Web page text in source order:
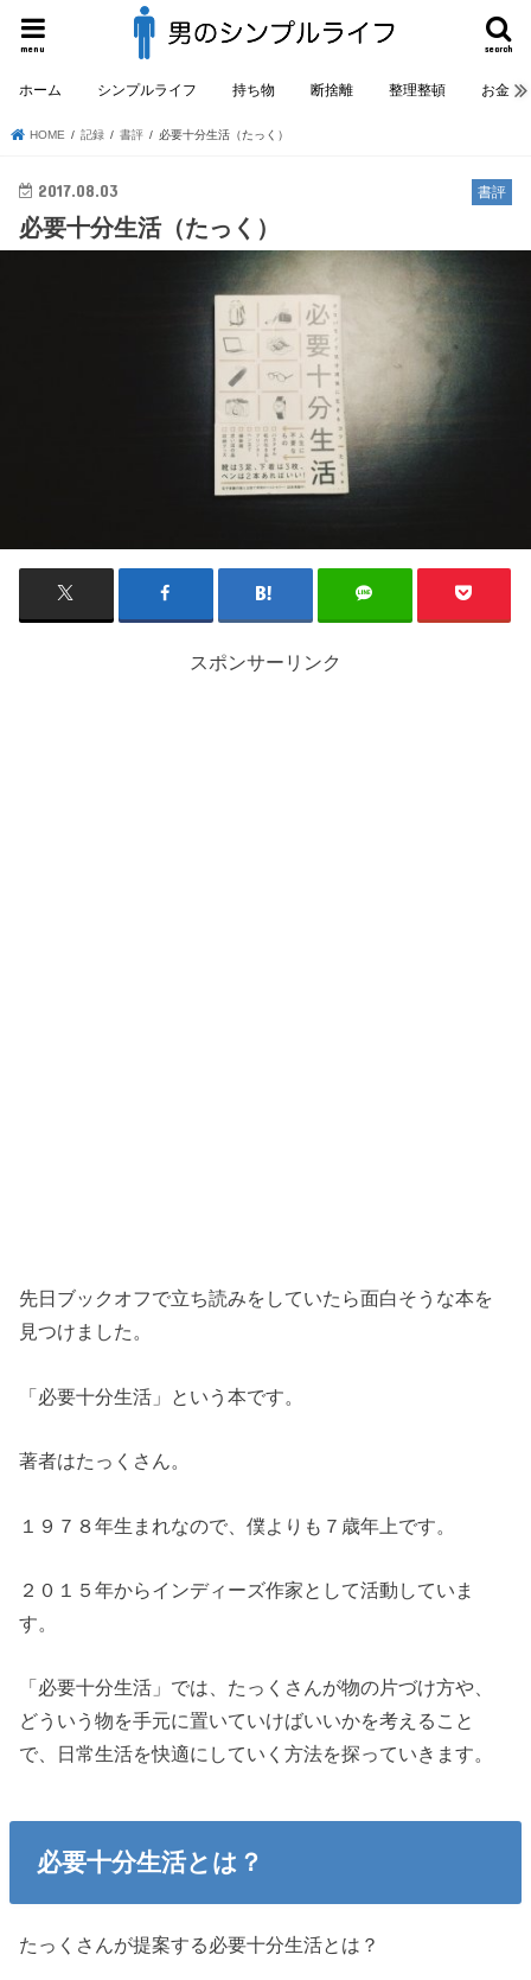
search
menu
ホーム シンプルライフ 持ち物 断捨離 整理整頓 お金
HOME 記録 書評 必要十分生活（たっく）
書評
2017.08.03
必要十分生活（たっく）
スポンサーリンク
先日ブックオフで立ち読みをしていたら面白そうな本を
見つけました。
「必要十分生活」という本です。
著者はたっくさん。
１９７８年生まれなので、僕よりも７歳年上です。
２０１５年からインディーズ作家として活動していま
す。
「必要十分生活」では、たっくさんが物の片づけ方や、
どういう物を手元に置いていけばいいかを考えること
で、日常生活を快適にしていく方法を探っていきます。
必要十分生活とは？
たっくさんが提案する必要十分生活とは？